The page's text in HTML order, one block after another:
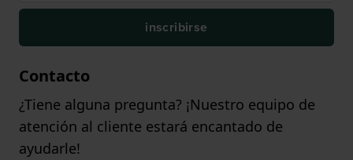
inscribirse
Contacto
¿Tiene alguna pregunta? ¡Nuestro equipo de
atención al cliente estará encantado de
ayudarle!